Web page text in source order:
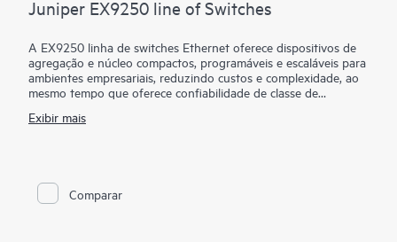
Juniper EX9250 line of Switches
A EX9250 linha de switches Ethernet oferece dispositivos de
agregação e núcleo compactos, programáveis e escaláveis para
ambientes empresariais, reduzindo custos e complexidade, ao
mesmo tempo que oferece confiabilidade de classe de
VPN (EVPN) e Virtual Extensible LAN (VXLAN). O uso dessas
tecnologias abertas permite que as empresas criem uma rede
Exibir mais
Comparar